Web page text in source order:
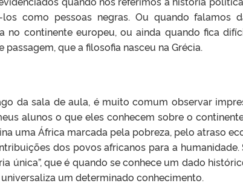
como pessoas negras. Ou quando falamos
no continente europeu, ou ainda quando fica
que a filosofia nasceu na Grécia.
da sala de aula, é muito comum observar
alunos o que eles conhecem sobre o
uma África marcada pela pobreza, pelo atraso
dos povos africanos para a
única”, que é quando se conhece um dado
um determinado conhecimento.